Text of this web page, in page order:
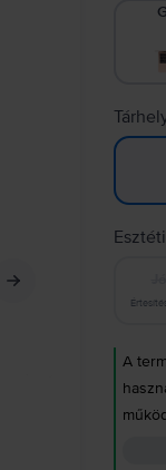
Értesítés
A